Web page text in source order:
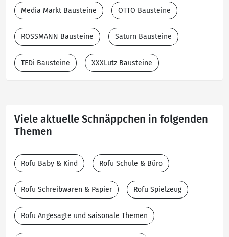
Media Markt Bausteine OTTO Bausteine
ROSSMANN Bausteine Saturn Bausteine
TEDi Bausteine XXXLutz Bausteine
Viele aktuelle Schnäppchen in folgenden
Themen
Rofu Baby & Kind Rofu Schule & Büro
Rofu Schreibwaren & Papier Rofu Spielzeug
Rofu Angesagte und saisonale Themen